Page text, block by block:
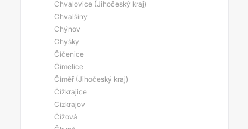
Chvalovice (Jihočeský kraj)
Chvalšiny
Chýnov
Chyšky
Číčenice
Čimelice
Číměř (Jihočeský kraj)
Čížkrajice
Cizkrajov
Čížová